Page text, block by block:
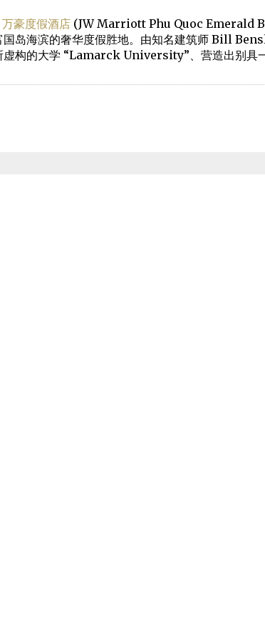
豪度假酒店 (JW Marriott Phu Quoc Emerald
国岛海滨的奢华度假胜地。由知名建筑师 Bill
虚构的大学 “Lamarck University”、营造出别具